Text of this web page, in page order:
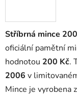
Stříbrná mince
oficiální pamětní
hodnotou 200 Kč.
2006 v
Mince je vyrobena